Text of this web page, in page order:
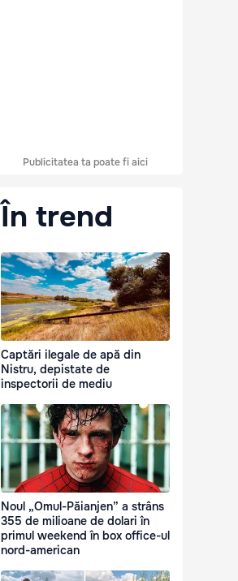
Publicitatea ta poate fi aici
În trend
Captări ilegale de apă din
Nistru, depistate de
inspectorii de mediu
Noul „Omul-Păianjen” a strâns
355 de milioane de dolari în
primul weekend în box office-ul
nord-american